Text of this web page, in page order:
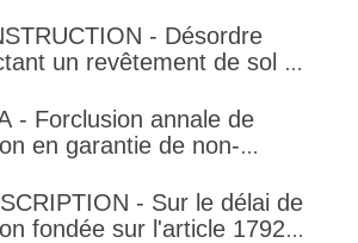
l'étendue temporelle de
en condition de la
- Désordre
un revêtement de sol et
- Forclusion annale de
en garantie de non-
- Sur le délai de
fondée sur l'article 1792-